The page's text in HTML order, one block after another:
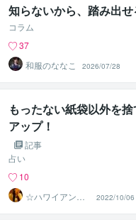
知らないから、踏み出せ
コラム
37
和服のななこ
2026/07/28
もったない紙袋以外を
アップ！
記事
占い
10
☆ハワイアンス
ピリチュル☆～
ハナイノウエ
2022/10/06